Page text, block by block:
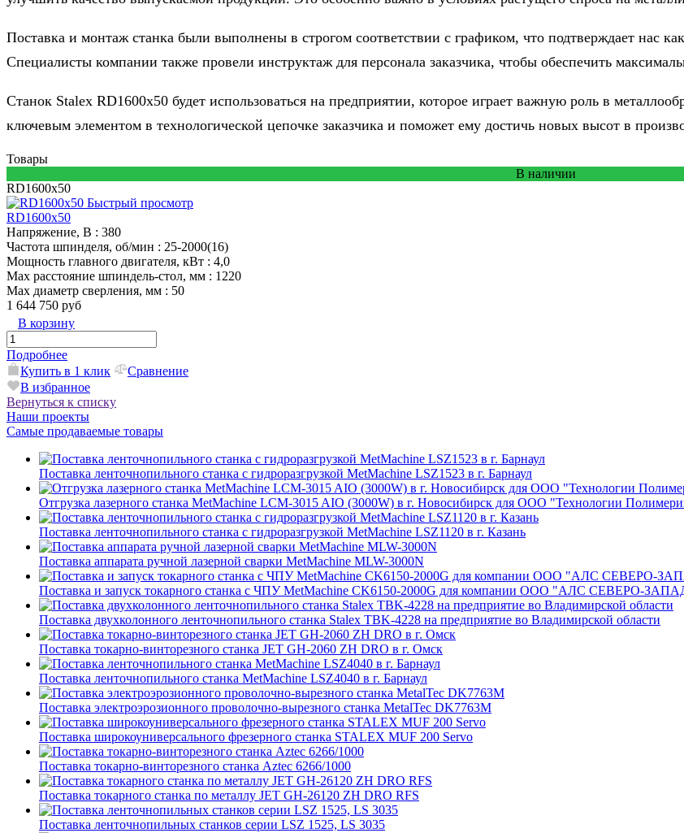
Поставка и монтаж станка были выполнены в строгом соответствии с графиком, что подтверждает нас
Специалисты компании также провели инструктаж для персонала заказчика, чтобы обеспечить
Станок Stalex RD1600x50 будет использоваться на предприятии, которое играет важную роль в
ключевым элементом в технологической цепочке заказчика и поможет ему достичь новых высот в
Товары
В наличии
RD1600x50
Быстрый просмотр
RD1600x50
Напряжение, В : 380
Частота шпинделя, об/мин : 25-2000(16)
Мощность главного двигателя, кВт : 4,0
Max расстояние шпиндель-стол, мм : 1220
Max диаметр сверления, мм : 50
1 644 750 руб
В корзину
Подробнее
Купить в 1 клик
Сравнение
В избранное
Вернуться к списку
Наши проекты
Самые продаваемые товары
Поставка ленточнопильного станка c гидроразгрузкой MetMachine LSZ1523 в г. Барнаул
Отгрузка лазерного станка MetMachine LCM-3015 AIO (3000W) в г. Новосибирск для ООО "Технологии
Поставка ленточнопильного станка c гидроразгрузкой MetMachine LSZ1120 в г. Казань
Поставка аппарата ручной лазерной сварки MetMachine MLW-3000N
Поставка и запуск токарного станка с ЧПУ MetMachine CK6150-2000G для компании ООО "АЛС СЕВЕРО-
Поставка двухколонного ленточнопильного станка Stalex TBK-4228 на предприятие во Владимирской области
Поставка токарно-винторезного станка JET GH-2060 ZH DRO в г. Омск
Поставка ленточнопильного станка MetMachine LSZ4040 в г. Барнаул
Поставка электроэрозионного проволочно-вырезного станка MetalTec DK7763M
Поставка широкоуниверсального фрезерного станка STALEX MUF 200 Servo
Поставка токарно-винторезного станка Aztec 6266/1000
Поставка токарного станка по металлу JET GH-26120 ZH DRO RFS
Поставка ленточнопильных станков серии LSZ 1525, LS 3035